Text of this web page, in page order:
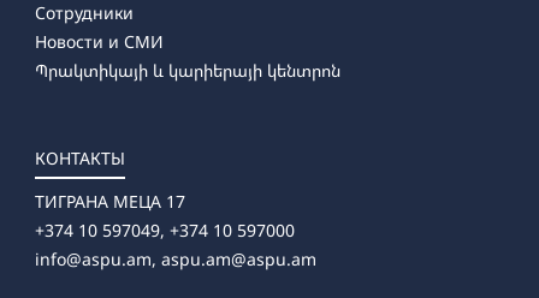
Сотрудники
Новости и СМИ
Պրակտիկայի և կարիերայի կենտրոն
КОНТАКТЫ
ТИГРАНА МЕЦА 17
+374 10 597049, +374 10 597000
info@aspu.am, aspu.am@aspu.am